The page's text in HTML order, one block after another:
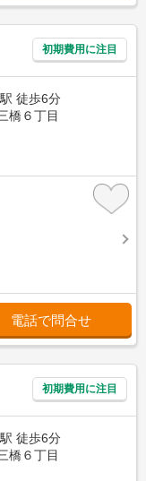
初期費用に注目
徒歩6分
橋６丁目
電話で問合せ
初期費用に注目
徒歩6分
橋６丁目